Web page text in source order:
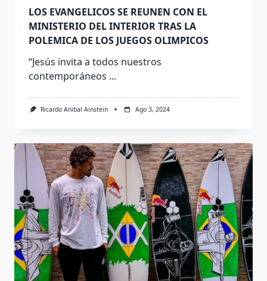
LOS EVANGELICOS SE REUNEN CON EL
MINISTERIO DEL INTERIOR TRAS LA
POLEMICA DE LOS JUEGOS OLIMPICOS
“Jesús invita a todos nuestros
contemporáneos ...
Ricardo Anibal Ainstein Ago 3, 2024